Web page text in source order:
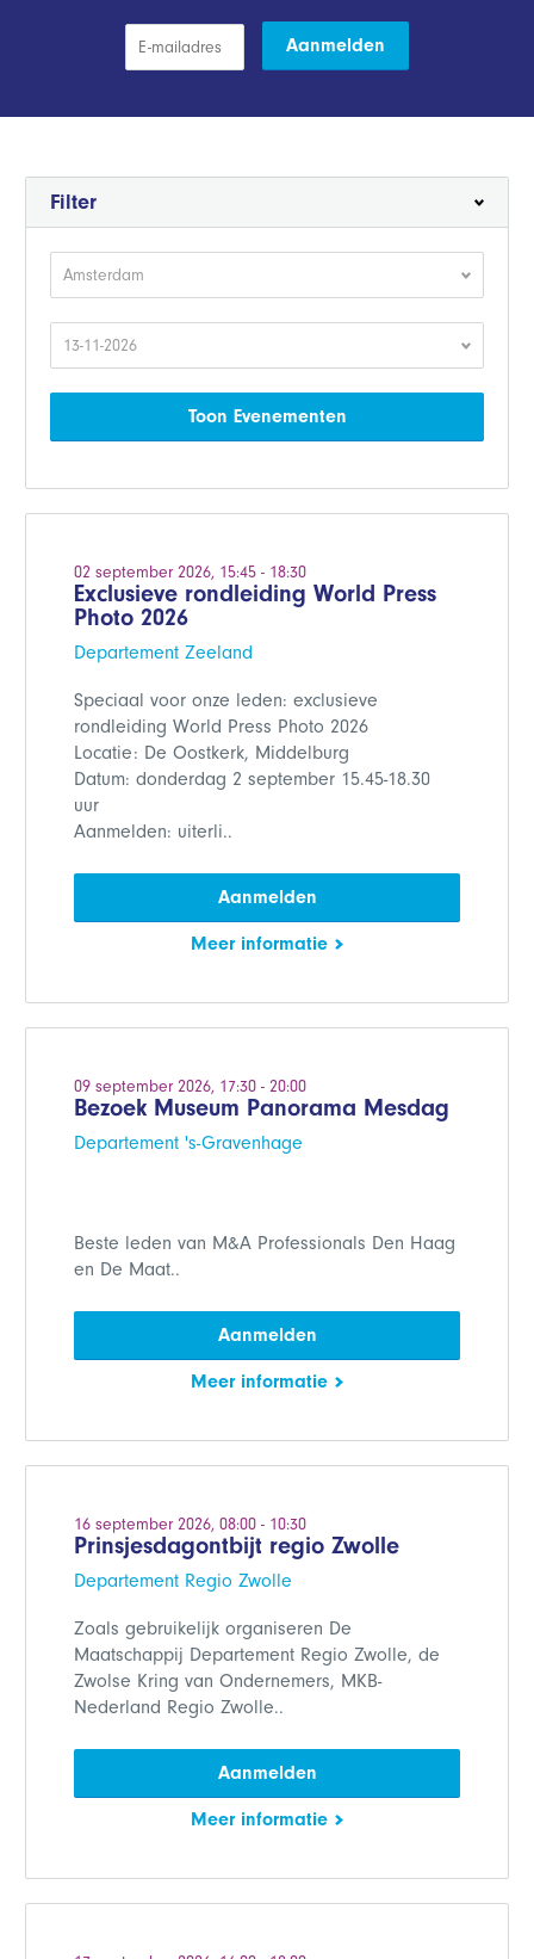
Aanmelden
Filter
Amsterdam
13-11-2026
Toon Evenementen
02 september 2026, 15:45 - 18:30
Exclusieve rondleiding World Press
Photo 2026
Departement Zeeland
Speciaal voor onze leden: exclusieve
rondleiding World Press Photo 2026
Locatie: De Oostkerk, Middelburg
Datum: donderdag 2 september 15.45-18.30
uur
Aanmelden: uiterli..
Aanmelden
Meer informatie
09 september 2026, 17:30 - 20:00
Bezoek Museum Panorama Mesdag
Departement 's-Gravenhage
Beste leden van M&A Professionals Den Haag
en De Maat..
Aanmelden
Meer informatie
16 september 2026, 08:00 - 10:30
Prinsjesdagontbijt regio Zwolle
Departement Regio Zwolle
Zoals gebruikelijk organiseren De
Maatschappij Departement Regio Zwolle, de
Zwolse Kring van Ondernemers, MKB-
Nederland Regio Zwolle..
Aanmelden
Meer informatie